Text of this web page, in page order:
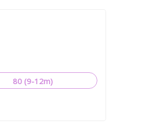
80 (9-12m)